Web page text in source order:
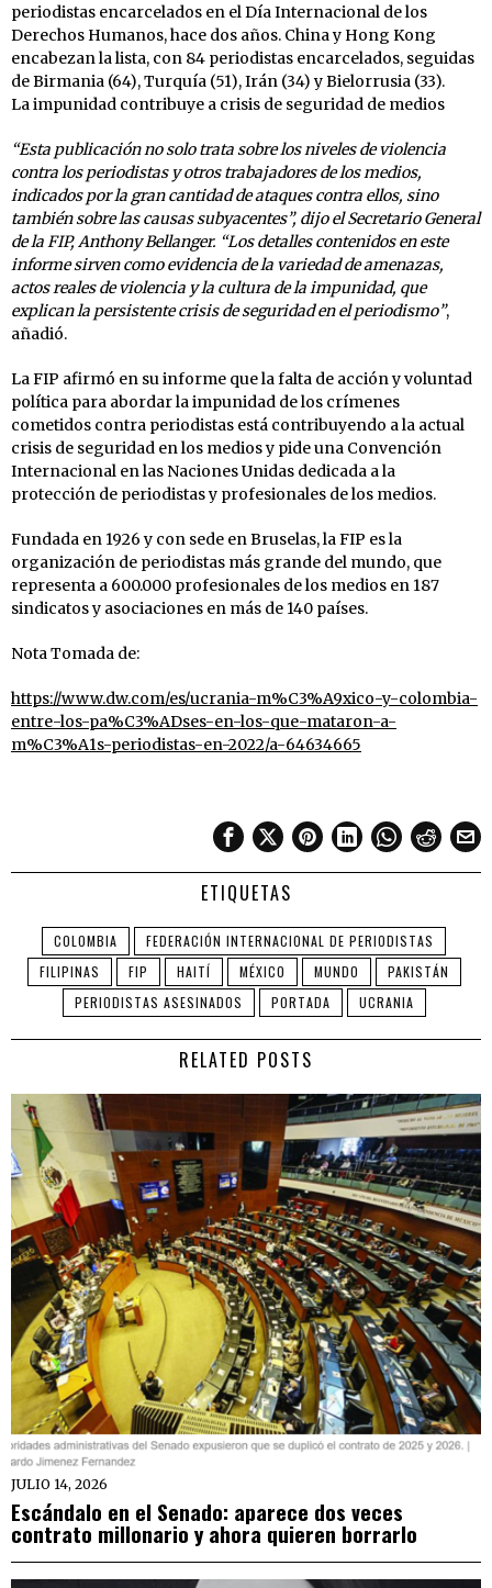
periodistas encarcelados en el Día Internacional de los
Derechos Humanos, hace dos años. China y Hong Kong
encabezan la lista, con 84 periodistas encarcelados, seguidas
de Birmania (64), Turquía (51), Irán (34) y Bielorrusia (33).
La impunidad contribuye a crisis de seguridad de medios
“Esta publicación no solo trata sobre los niveles de violencia
contra los periodistas y otros trabajadores de los medios,
indicados por la gran cantidad de ataques contra ellos, sino
también sobre las causas subyacentes”, dijo el Secretario General
de la FIP, Anthony Bellanger. “Los detalles contenidos en este
informe sirven como evidencia de la variedad de amenazas,
actos reales de violencia y la cultura de la impunidad, que
explican la persistente crisis de seguridad en el periodismo”,
añadió.
La FIP afirmó en su informe que la falta de acción y voluntad
política para abordar la impunidad de los crímenes
cometidos contra periodistas está contribuyendo a la actual
crisis de seguridad en los medios y pide una Convención
Internacional en las Naciones Unidas dedicada a la
protección de periodistas y profesionales de los medios.
Fundada en 1926 y con sede en Bruselas, la FIP es la
organización de periodistas más grande del mundo, que
representa a 600.000 profesionales de los medios en 187
sindicatos y asociaciones en más de 140 países.
Nota Tomada de:
https://www.dw.com/es/ucrania-m%C3%A9xico-y-colombia-
entre-los-pa%C3%ADses-en-los-que-mataron-a-
m%C3%A1s-periodistas-en-2022/a-64634665
ETIQUETAS
COLOMBIA
FEDERACIÓN INTERNACIONAL DE PERIODISTAS
FILIPINAS
FIP HAITÍ MÉXICO MUNDO
PAKISTÁN
PERIODISTAS ASESINADOS
PORTADA UCRANIA
RELATED POSTS
JULIO 14, 2026
Escándalo en el Senado: aparece dos veces
contrato millonario y ahora quieren borrarlo